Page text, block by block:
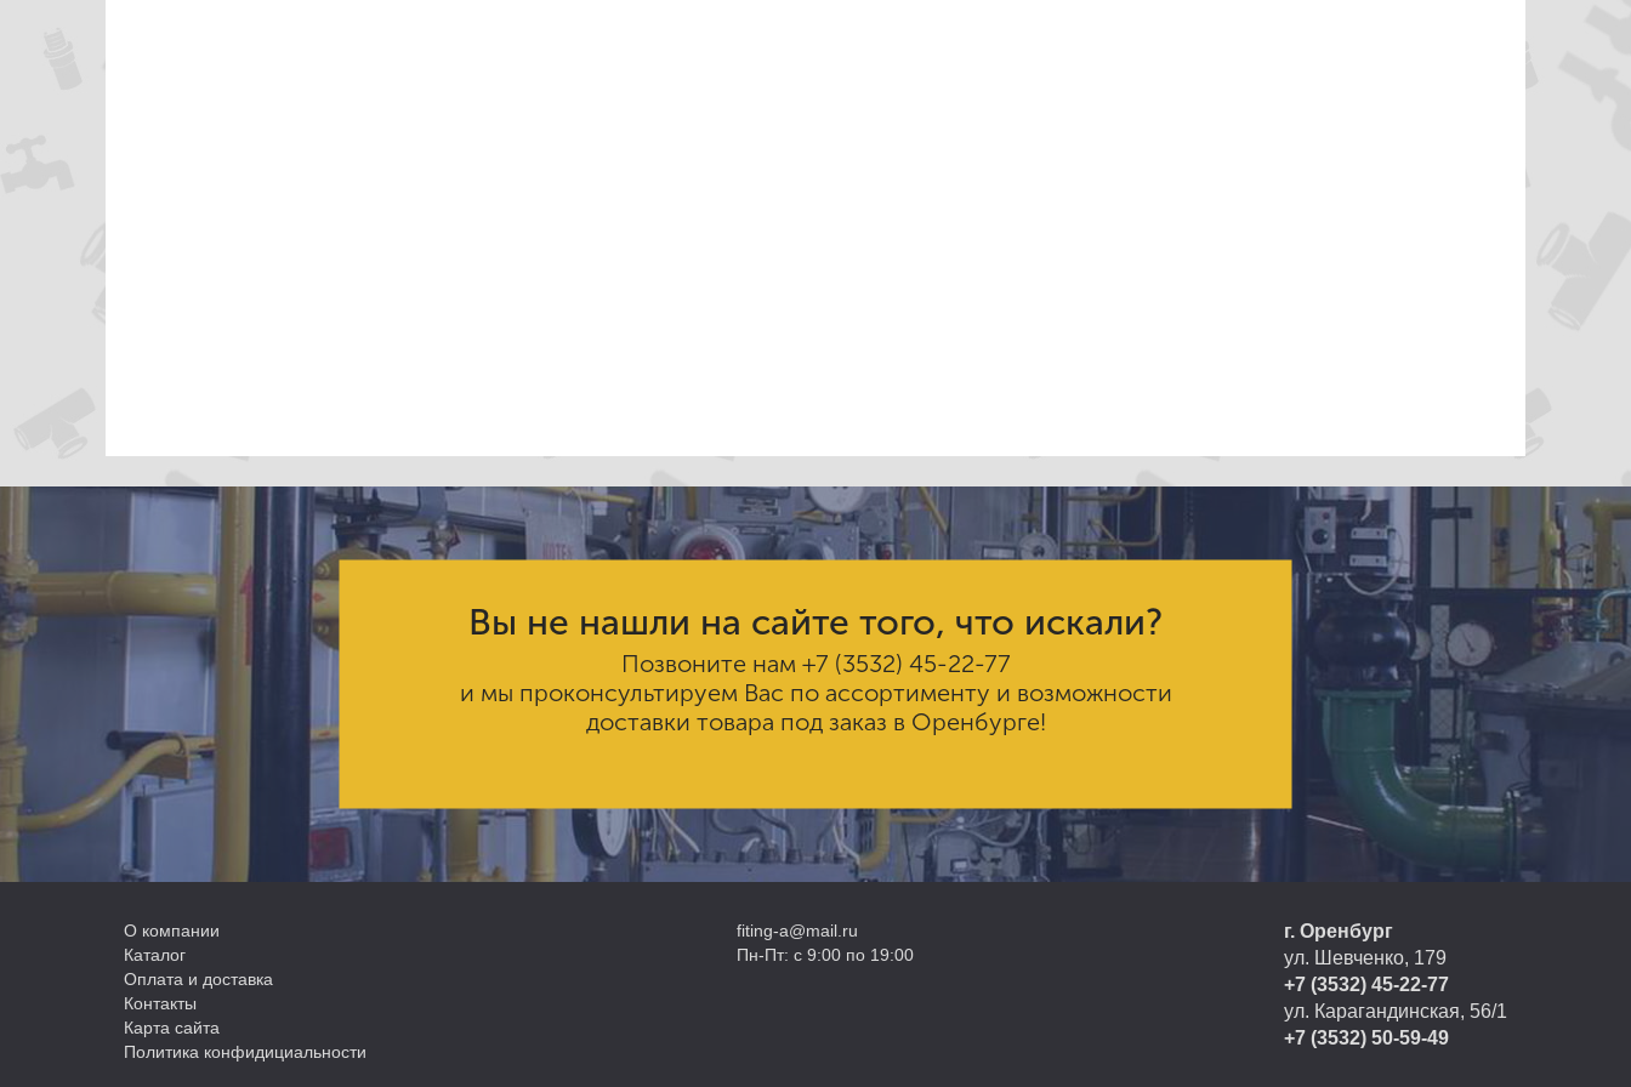
Вы не нашли на сайте того, что искали?
Позвоните нам +7 (3532) 45-22-77
и мы проконсультируем Вас по ассортименту и возможности
доставки товара под заказ в Оренбурге!
О компании
Каталог
Оплата и доставка
Контакты
Карта сайта
Политика конфидициальности
fiting-a@mail.ru
Пн-Пт: с 9:00 по 19:00
г. Оренбург
ул. Шевченко, 179
+7 (3532) 45-22-77
ул. Карагандинская, 56/1
+7 (3532) 50-59-49